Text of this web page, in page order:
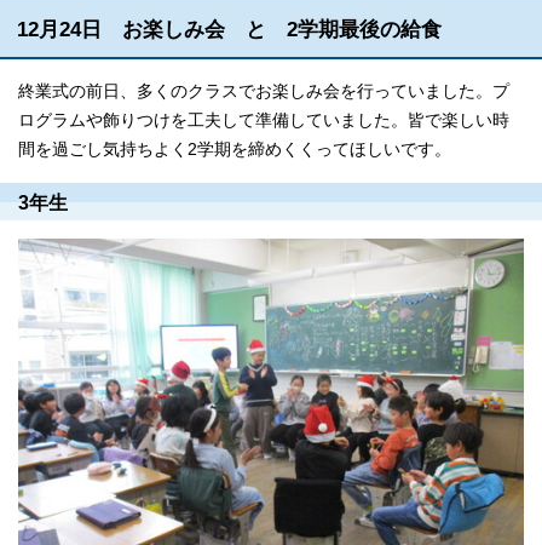
12月24日 お楽しみ会 と 2学期最後の給食
終業式の前日、多くのクラスでお楽しみ会を行っていました。プ
ログラムや飾りつけを工夫して準備していました。皆で楽しい時
間を過ごし気持ちよく2学期を締めくくってほしいです。
3年生